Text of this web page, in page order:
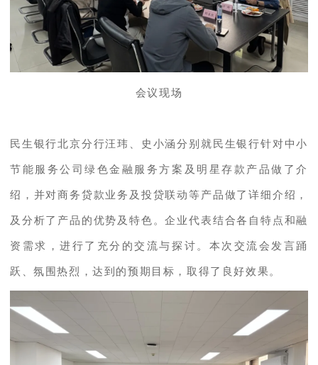
会议现场
民生银行北京分行汪玮、史小涵分别就民生银行针对中小
节能服务公司绿色金融服务方案及明星存款产品做了介
绍，并对商务贷款业务及投贷联动等产品做了详细介绍，
及分析了产品的优势及特色。企业代表结合各自特点和融
资需求，进行了充分的交流与探讨。本次交流会发言踊
跃、氛围热烈，达到的预期目标，取得了良好效果。